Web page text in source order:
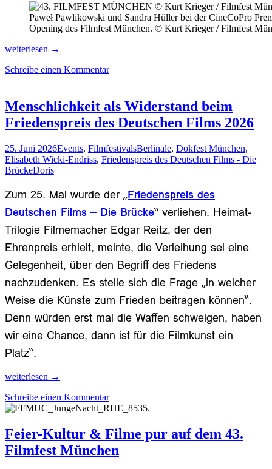
Paweł Pawlikowski und Sandra Hüller bei der CineCoPro
Opening des Filmfest München. © Kurt Krieger / Filmfest
Programmer
Trüffelschweine
Filmauswahl
und
Zuschauerrekord
Filmfest
München
2026
weiterlesen →
Schreibe einen Kommentar
Menschlichkeit als Widerstand beim
Friedenspreis des Deutschen Films 2026
25. Juni 2026Events, FilmfestivalsBerlinale, Dokfest München,
Elisabeth Wicki-Endriss, Friedenspreis des Deutschen Films - Die
BrückeDoris
Zum 25. Mal wurde der „Friedenspreis des
Deutschen Films – Die Brücke“ verliehen. Heimat-
Trilogie Filmemacher Edgar Reitz, der den
Ehrenpreis erhielt, meinte, die Verleihung sei eine
Gelegenheit, über den Begriff des Friedens
nachzudenken. Es stelle sich die Frage „in welcher
Weise die Künste zum Frieden beitragen können“.
Denn würden erst mal die Waffen schweigen, haben
wir eine Chance, dann ist für die Filmkunst ein
Platz“.
Menschlichkeit
Widerstand
beim
des
Deutschen
Films
weiterlesen →
Schreibe einen Kommentar
Feier-Kultur & Filme pur auf dem 43.
Filmfest München